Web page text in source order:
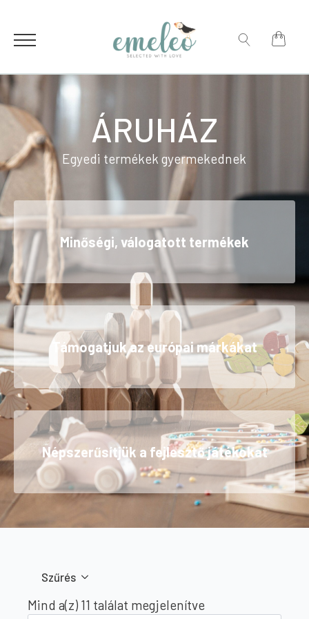
ÁRUHÁZ
Egyedi termékek gyermekednek
Minőségi, válogatott termékek
Támogatjuk az európai márkákat
Népszerűsítjük a fejlesztő játékokat
Szűrés
Mind a(z) 11 találat megjelenítve